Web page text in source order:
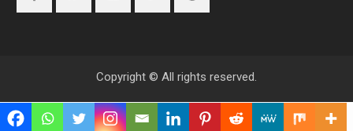
Copyright © All rights reserved.